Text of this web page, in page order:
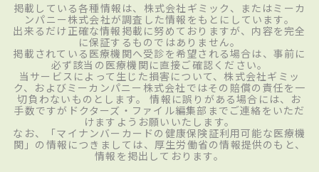
掲載している各種情報は、株式会社ギミック、またはミーカ
ンパニー株式会社が調査した情報をもとにしています。
出来るだけ正確な情報掲載に努めておりますが、内容を完全
に保証するものではありません。
掲載されている医療機関へ受診を希望される場合は、事前に
必ず該当の医療機関に直接ご確認ください。
当サービスによって生じた損害について、株式会社ギミッ
ク、およびミーカンパニー株式会社ではその賠償の責任を一
切負わないものとします。 情報に誤りがある場合には、お
手数ですがドクターズ・ファイル編集部までご連絡をいただ
けますようお願いいたします。
なお、「マイナンバーカードの健康保険証利用可能な医療機
関」の情報につきましては、厚生労働省の情報提供のもと、
情報を掲出しております。